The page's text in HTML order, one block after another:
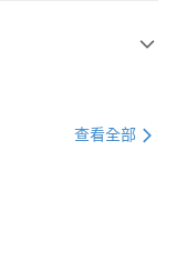
查看全部